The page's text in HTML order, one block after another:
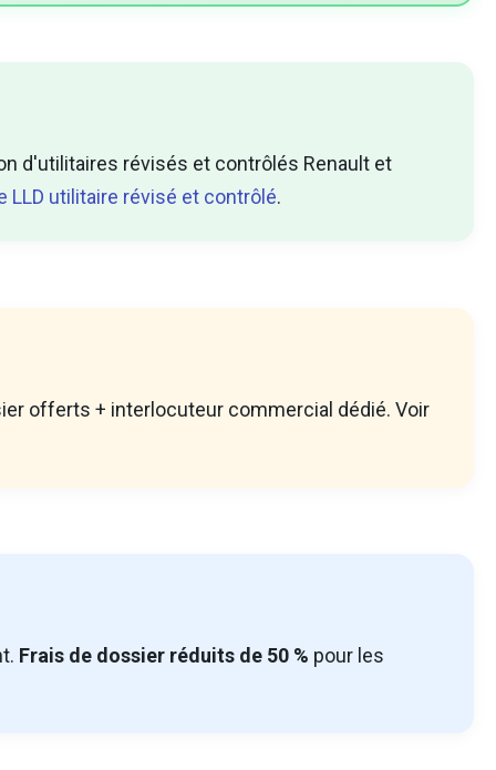
d'utilitaires révisés et contrôlés Renault et
LLD utilitaire révisé et contrôlé.
offerts + interlocuteur commercial dédié. Voir
Frais de dossier réduits de 50 % pour les